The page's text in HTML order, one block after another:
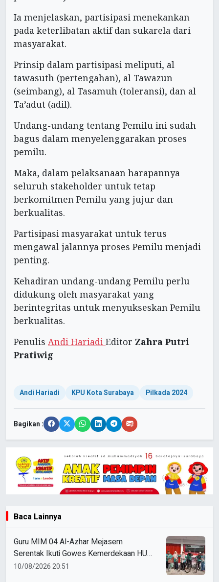
Ia menjelaskan, partisipasi menekankan
pada keterlibatan aktif dan sukarela dari
masyarakat.
Prinsip dalam partisipasi meliputi, al
tawasuth (pertengahan), al Tawazun
(seimbang), al Tasamuh (toleransi), dan al
Ta’adut (adil).
Undang-undang tentang Pemilu ini sudah
bagus dalam menyelenggarakan proses
pemilu.
Maka, dalam pelaksanaan harapannya
seluruh stakeholder untuk tetap
berkomitmen Pemilu yang jujur dan
berkualitas.
Partisipasi masyarakat untuk terus
mengawal jalannya proses Pemilu menjadi
penting.
Kehadiran undang-undang Pemilu perlu
didukung oleh masyarakat yang
berintegritas untuk menyukseskan Pemilu
berkualitas.
Penulis Andi Hariadi Editor Zahra Putri
Pratiwig
Andi Hariadi KPU Kota Surabaya Pilkada 2024
Bagikan :
Baca Lainnya
Guru MIM 04 Al-Azhar Mejasem
Serentak Ikuti Gowes Kemerdekaan HUT
ke-81 RI
10/08/2026 20:51